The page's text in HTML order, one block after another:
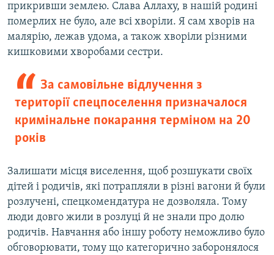
прикривши землею. Слава Аллаху, в нашій родині
померлих не було, але всі хворіли. Я сам хворів на
малярію, лежав удома, а також хворіли різними
кишковими хворобами сестри.
За самовільне відлучення з
території спецпоселення призначалося
кримінальне покарання терміном на 20
років
Залишати місця виселення, щоб розшукати своїх
дітей і родичів, які потрапляли в різні вагони й були
розлучені, спецкомендатура не дозволяла. Тому
люди довго жили в розлуці й не знали про долю
родичів. Навчання або іншу роботу неможливо було
обговорювати, тому що категорично заборонялося